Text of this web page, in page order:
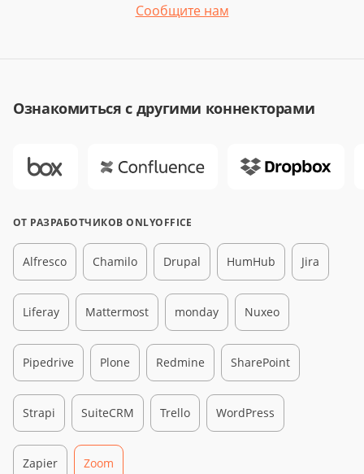
Сообщите нам
Ознакомиться с другими коннекторами
ОТ РАЗРАБОТЧИКОВ ONLYOFFICE
Alfresco Chamilo Drupal HumHub Jira
Liferay Mattermost monday Nuxeo
Pipedrive Plone Redmine SharePoint
Strapi SuiteCRM Trello WordPress
Zapier Zoom